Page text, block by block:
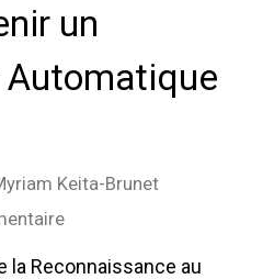
un
Keita-Brunet
la Reconnaissance au